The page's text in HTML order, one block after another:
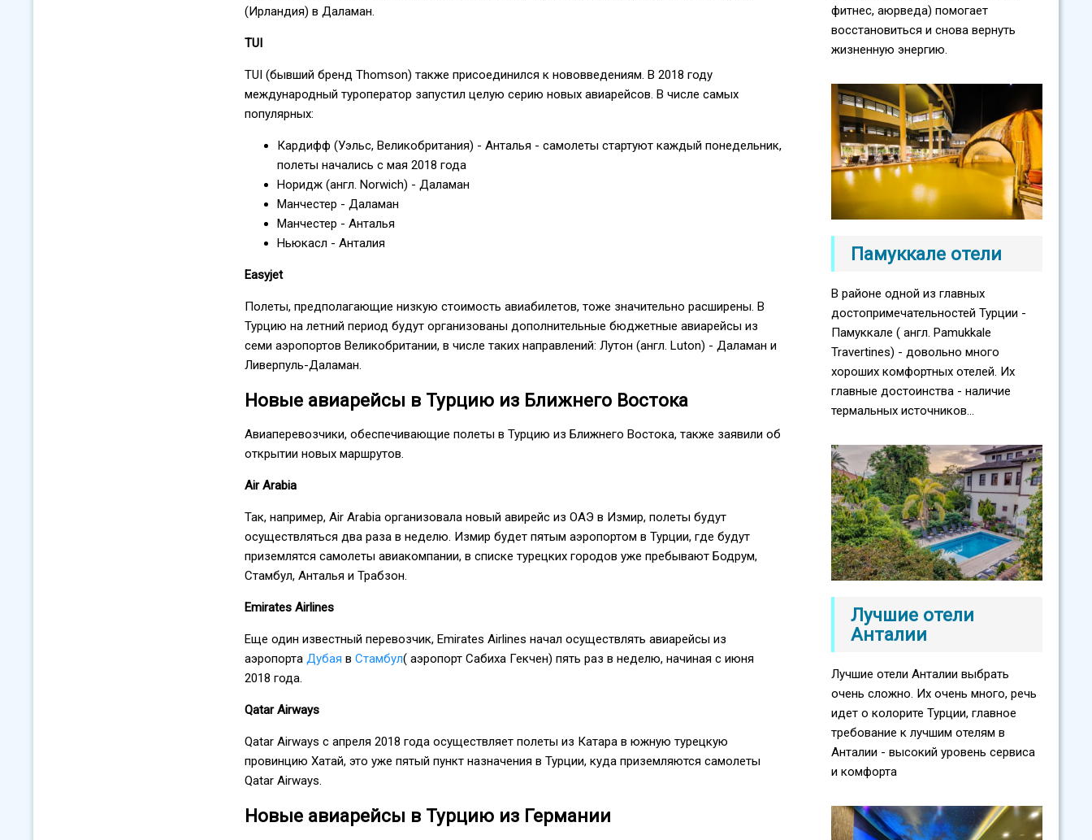
(Ирландия) в Даламан.
TUI
TUI (бывший бренд Thomson) также присоединился к нововведениям. В 2018 году
международный туроператор запустил целую серию новых авиарейсов. В числе самых
популярных:
Кардифф (Уэльс, Великобритания) - Анталья - самолеты стартуют каждый понедельник,
полеты начались с мая 2018 года
Норидж (англ. Norwich) - Даламан
Манчестер - Даламан
Манчестер - Анталья
Ньюкасл - Анталия
Easyjet
Полеты, предполагающие низкую стоимость авиабилетов, тоже значительно расширены. В
Турцию на летний период будут организованы дополнительные бюджетные авиарейсы из
семи аэропортов Великобритании, в числе таких направлений: Лутон (англ. Luton) - Даламан и
Ливерпуль-Даламан.
Новые авиарейсы в Турцию из Ближнего Востока
Авиаперевозчики, обеспечивающие полеты в Турцию из Ближнего Востока, также заявили об
открытии новых маршрутов.
Air Arabia
Так, например, Air Arabia организовала новый авирейс из ОАЭ в Измир, полеты будут
осуществляться два раза в неделю. Измир будет пятым аэропортом в Турции, где будут
приземлятся самолеты авиакомпании, в списке турецких городов уже пребывают Бодрум,
Стамбул, Анталья и Трабзон.
Emirates Airlines
Еще один известный перевозчик, Emirates Airlines начал осуществлять авиарейсы из
аэропорта Дубая в Стамбул( аэропорт Сабиха Гекчен) пять раз в неделю, начиная с июня
2018 года.
Qatar Airways
Qatar Airways с апреля 2018 года осуществляет полеты из Катара в южную турецкую
провинцию Хатай, это уже пятый пункт назначения в Турции, куда приземляются самолеты
Qatar Airways.
Новые авиарейсы в Турцию из Германии
фитнес, аюрведа) помогает
восстановиться и снова вернуть
жизненную энергию.
Памуккале отели
В районе одной из главных
достопримечательностей Турции -
Памуккале ( англ. Pamukkale
Travertines) - довольно много
хороших комфортных отелей. Их
главные достоинства - наличие
термальных источников...
Лучшие отели
Анталии
Лучшие отели Анталии выбрать
очень сложно. Их очень много, речь
идет о колорите Турции, главное
требование к лучшим отелям в
Анталии - высокий уровень сервиса
и комфорта